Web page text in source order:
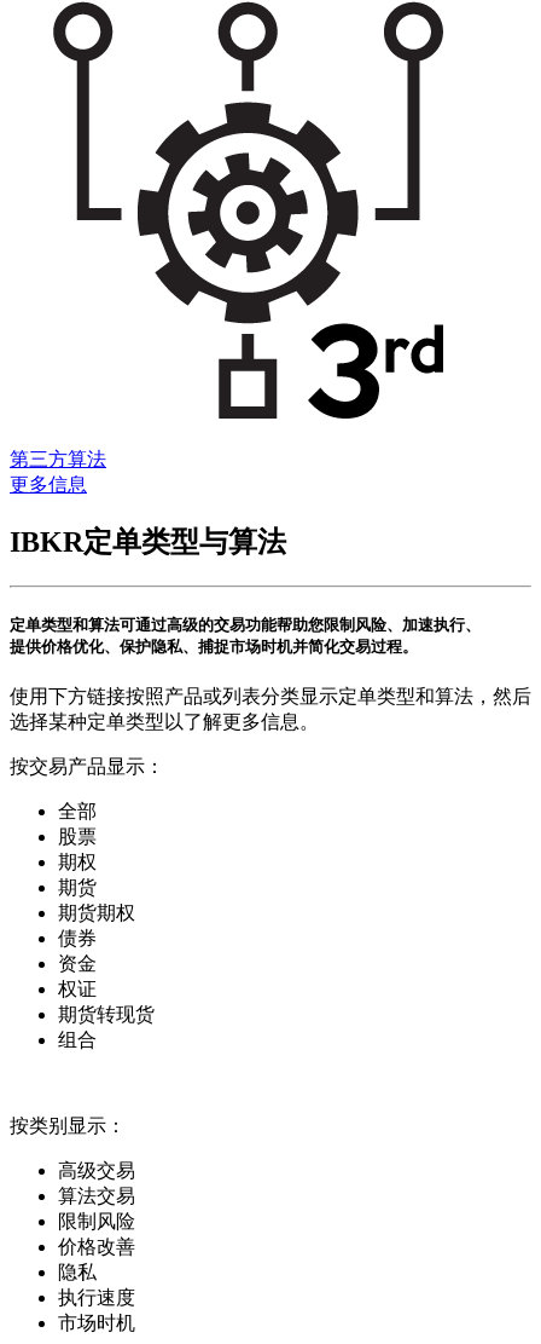
第三方算法
更多信息
IBKR定单类型与算法
定单类型和算法可通过高级的交易功能帮助您限制风险、加速执行、
提供价格优化、保护隐私、捕捉市场时机并简化交易过程。
使用下方链接按照产品或列表分类显示定单类型和算法，然后
选择某种定单类型以了解更多信息。
按交易产品显示：
全部
股票
期权
期货
期货期权
债券
资金
权证
期货转现货
组合
按类别显示：
高级交易
算法交易
限制风险
价格改善
隐私
执行速度
市场时机